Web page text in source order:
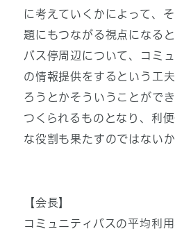
に考えていくかによって、
題にもつながる視点になると
バス停周辺について、コミ
の情報提供をするという工
ろうとかそういうことがで
つくられるものとなり、利
な役割も果たすのではないか
【会長】
コミュニティバスの平均利